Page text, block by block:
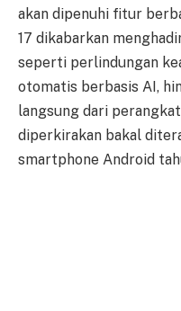
akan dipenuhi fitur
17 dikabarkan
seperti perlindungan
otomatis berbasis AI,
langsung dari
diperkirakan bakal
smartphone Android